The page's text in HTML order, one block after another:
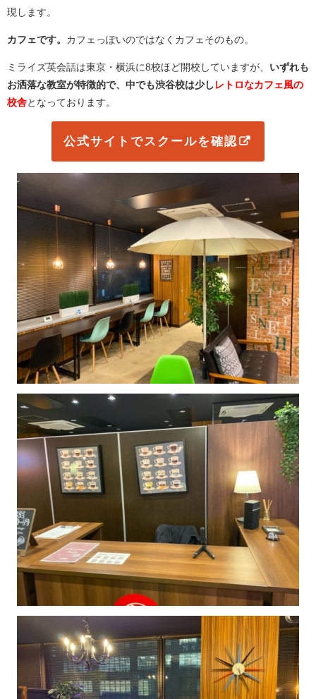
現します。
カフェです。 カフェっぽいのではなくカフェそのもの。
ミライズ英会話は東京・横浜に8校ほど開校していますが、 いずれも
お洒落な教室が特徴的で、中でも渋谷校は少し レトロなカフェ風の
校舎 となっております。
公式サイトでスクールを確認